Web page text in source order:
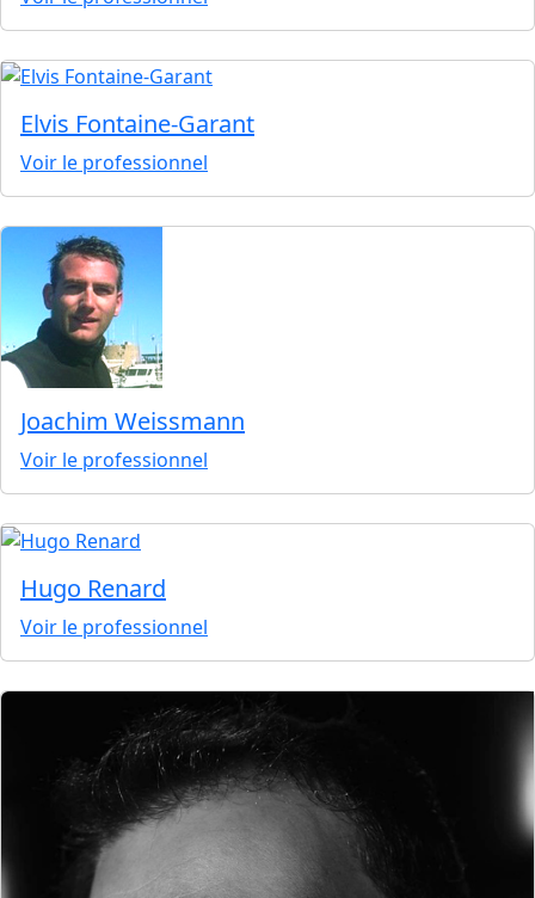
Elvis Fontaine-Garant
Voir le professionnel
Joachim Weissmann
Voir le professionnel
Hugo Renard
Voir le professionnel